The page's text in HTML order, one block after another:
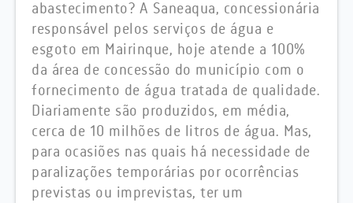
abastecimento? A Saneaqua, concessionária
responsável pelos serviços de água e
esgoto em Mairinque, hoje atende a 100%
da área de concessão do município com o
fornecimento de água tratada de qualidade.
Diariamente são produzidos, em média,
cerca de 10 milhões de litros de água. Mas,
para ocasiões nas quais há necessidade de
paralizações temporárias por ocorrências
previstas ou imprevistas, ter um